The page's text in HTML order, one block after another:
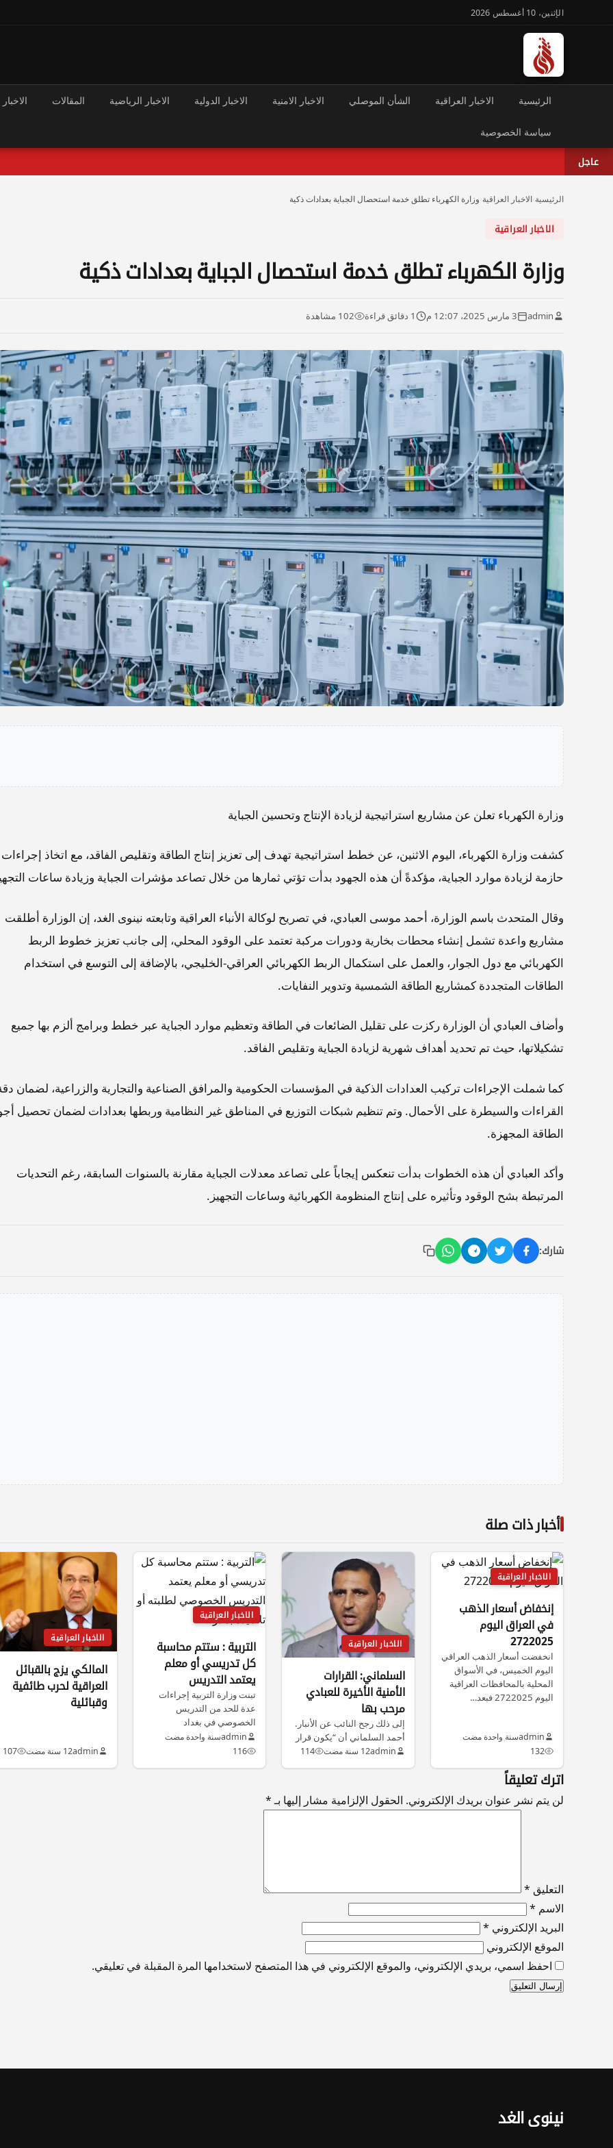
الإثنين، 10 أغسطس 2026
الرئيسية الاخبار العراقية الشأن الموصلي الاخبار الامنية الاخبار الدولية الاخبار الرياضية المقالات
سياسة الخصوصية
عاجل
الرئيسية الاخبار العراقية وزارة الكهرباء تطلق خدمة استحصال الجباية بعدادات ذكية
الاخبار العراقية
وزارة الكهرباء تطلق خدمة استحصال الجباية بعدادات ذكية
admin 3 مارس 2025، 12:07 م 1 دقائق قراءة 102 مشاهدة
وزارة الكهرباء تعلن عن مشاريع استراتيجية لزيادة الإنتاج وتحسين الجباية
كشفت وزارة الكهرباء، اليوم الاثنين، عن خطط استراتيجية تهدف إلى تعزيز إنتاج الطاقة وتقليص الفاقد، مع اتخاذ إجراءات
حازمة لزيادة موارد الجباية، مؤكدةً أن هذه الجهود بدأت تؤتي ثمارها من خلال تصاعد مؤشرات الجباية وزيادة ساعات
وقال المتحدث باسم الوزارة، أحمد موسى العبادي، في تصريح لوكالة الأنباء العراقية وتابعته نينوى الغد، إن الوزارة أطلقت
مشاريع واعدة تشمل إنشاء محطات بخارية ودورات مركبة تعتمد على الوقود المحلي، إلى جانب تعزيز خطوط الربط
الكهربائي مع دول الجوار، والعمل على استكمال الربط الكهربائي العراقي-الخليجي، بالإضافة إلى التوسع في استخدام
الطاقات المتجددة كمشاريع الطاقة الشمسية وتدوير النفايات.
وأضاف العبادي أن الوزارة ركزت على تقليل الضائعات في الطاقة وتعظيم موارد الجباية عبر خطط وبرامج ألزم بها جميع
تشكيلاتها، حيث تم تحديد أهداف شهرية لزيادة الجباية وتقليص الفاقد.
كما شملت الإجراءات تركيب العدادات الذكية في المؤسسات الحكومية والمرافق الصناعية والتجارية والزراعية، لضمان
القراءات والسيطرة على الأحمال. وتم تنظيم شبكات التوزيع في المناطق غير النظامية وربطها بعدادات لضمان تحصيل
الطاقة المجهزة.
وأكد العبادي أن هذه الخطوات بدأت تنعكس إيجاباً على تصاعد معدلات الجباية مقارنة بالسنوات السابقة، رغم التحديات
المرتبطة بشح الوقود وتأثيره على إنتاج المنظومة الكهربائية وساعات التجهيز.
شارك:
أخبار ذات صلة
الاخبار العراقية
إنخفاض أسعار الذهب
في العراق اليوم
2722025
انخفضت أسعار الذهب العراقي
اليوم الخميس، في الأسواق
المحلية بالمحافظات العراقية
اليوم 2722025 فبعد…
adminسنة واحدة مضت
132
الاخبار العراقية
السلماني: القرارات
الأمنية الأخيرة للعبادي
مرحب بها
إلى ذلك رجح النائب عن الأنبار.
أحمد السلماني أن “يكون قرار
العبادي إلغاء مكتب…
admin12 سنة مضت 114
الاخبار العراقية
التربية : ستتم محاسبة
كل تدريسي أو معلم
يعتمد التدريس
الخصوصي لطلبته أو
تلاميذه بمدرسته
تبنت وزارة التربية إجراءات
عدة للحد من التدريس
الخصوصي في بغداد
والمحافظات، لاسيما أن…
adminسنة واحدة مضت
116
الاخبار العراقية
المالكي يزج بالقبائل
العراقية لحرب طائفية
وقبائلية
admin12 سنة مضت 107
اترك تعليقاً
لن يتم نشر عنوان بريدك الإلكتروني. الحقول الإلزامية مشار إليها بـ*
التعليق *
الاسم *
البريد الإلكتروني *
الموقع الإلكتروني
احفظ اسمي، بريدي الإلكتروني، والموقع الإلكتروني في هذا المتصفح لاستخدامها المرة المقبلة في تعليقي.
نينوى الغد